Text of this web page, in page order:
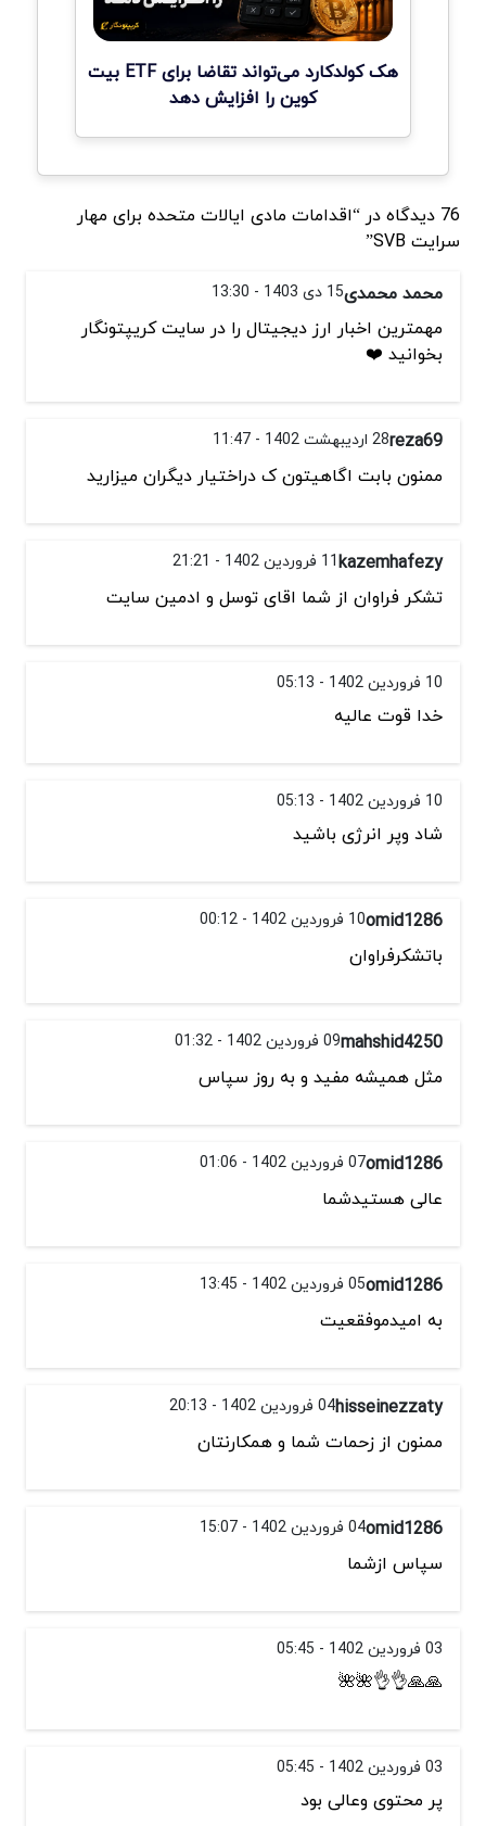
هک کولدکارد می‌تواند تقاضا برای ETF بیت
کوین را افزایش دهد
76 دیدگاه در “اقدامات مادی ایالات متحده برای مهار
سرایت SVB”
محمد محمدی15 دی 1403 - 13:30
مهمترین اخبار ارز دیجیتال را در سایت کریپتونگار
بخوانید ❤️
reza6928 اردیبهشت 1402 - 11:47
ممنون بابت اگاهیتون ک دراختیار دیگران میزارید
kazemhafezy11 فروردین 1402 - 21:21
تشکر فراوان از شما اقای توسل و ادمین سایت
10 فروردین 1402 - 05:13
خدا قوت عالیه
10 فروردین 1402 - 05:13
شاد وپر انرژی باشید
omid128610 فروردین 1402 - 00:12
باتشکرفراوان
mahshid425009 فروردین 1402 - 01:32
مثل همیشه مفید و به روز سپاس
omid128607 فروردین 1402 - 01:06
عالی هستیدشما
omid128605 فروردین 1402 - 13:45
به امیدموفقعیت
hisseinezzaty04 فروردین 1402 - 20:13
ممنون از زحمات شما و همکارنتان
omid128604 فروردین 1402 - 15:07
سپاس ازشما
03 فروردین 1402 - 05:45
🙏🙏👌👌🌺🌺
03 فروردین 1402 - 05:45
پر محتوی وعالی بود